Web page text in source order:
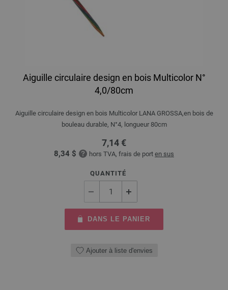
Aiguille circulaire design en bois Multicolor N°
4,0/80cm
Aiguille circulaire design en bois Multicolor LANA GROSSA,en bois de
bouleau durable, N°4, longueur 80cm
7,14 €
8,34 $ hors TVA, frais de port en sus
QUANTITÉ
DANS LE PANIER
Ajouter à liste d'envies